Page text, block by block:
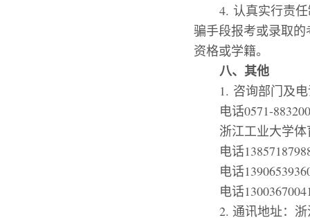
4. 认真实行责
骗手段报考或录取
资格或学籍。
八、其他
1. 咨询部门及
电话0571-
浙江工业大学
电话
电话
电话
2. 通讯地址：